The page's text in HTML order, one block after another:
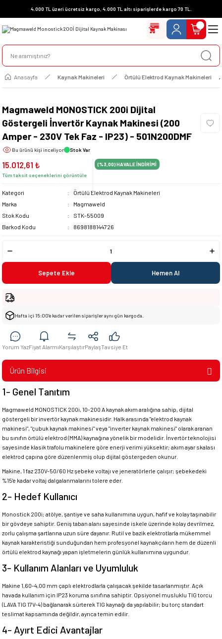
4.000 TL üzeri ücretsiz kargo, 4.000 TL altı siparişlerde kargo 70 TL.
Anasayfa Kaynak Makineleri Örtülü Elektrod Kaynak Makineleri
Magmaweld MONOSTICK 200i Dijital
Göstergeli İnvertör Kaynak Makinesi (200
Amper - 230V Tek Faz - IP23) - 501N200DMF
Bu ürünü kişi inceliyor Stok Var
15.012,61 ₺
Tüm taksit seçeneklerini görüntüle
(%3,00)HAVALE İNDİRİMİ
Kategori
Örtülü Elektrod Kaynak Makineleri
Marka
Magmaweld
Stok Kodu
STK-55009
Barkod Kodu
8698188144726
Sepete Ekle Hemen Al
Hafta içi 15:00’e kadar verilen siparişler aynı gün kargoda.
Yorum YazFiyat AlarmıKarşılaştırPaylaşTavsiye Et
Ürün Bilgisi
1- Genel Tanıtım
Magmaweld MONOSTICK 200i, 10-200 A kaynak akım aralığına sahip, dijital
göstergeli bir invertör kaynak makinesidir. Halk arasında "elektrod kaynak
makinesi", "çubuk kaynak makinesi" veya "inverter kaynak makinesi" olarak aranan
bu sınıfın örtülü elektrod (MMA) kaynağına yönelik bir modelidir. İnvertör teknolojisi
sayesinde klasik trafolu makinelere göre enerji verimi yüksektir; akım ayar skalası
elektrod çapına göre düzenlenmiş olup dijital göstergeden okunur.
Makine, 1 faz 230V-50/60 Hz şebeke voltajı ve jeneratörlerle çalışır; şebekedeki
%15'e kadar voltaj dalgalanmalarını tolere eder.
2- Hedef Kullanıcı
Monostick 200i; atölye, şantiye ve saha kullanımına uygun, hafif ve kolay taşınabilir
bir gövdeye sahiptir. Geniş taban alanı sayesinde iskele üzerinde kolay devrilmez,
zorlu çalışma şartlarına uzun süre dayanır. Rutil ve bazik elektrotlarla mükemmel
kaynak karakteristiği sunduğundan hem profesyonel kaynakçıların hem de düzenli
örtülü elektrod kaynağı yapan işletmelerin günlük kullanımına uygundur.
3- Kullanım Alanları ve Uyumluluk
Makine 1,60-4,00 mm çaplı elektrodlarla çalışacak şekilde tasarlanmıştır. Açık
havada kullanım için IP23 koruma sınıfına sahiptir. Opsiyonel musluklu TIG torcu
(LAVA TIG 17V-4) bağlanarak sürterek TIG kaynağı da yapılabilir; bu torç standart
teslimat kapsamında değildir, ayrıca temin edilir.
4- Ayırt Edici Avantajlar